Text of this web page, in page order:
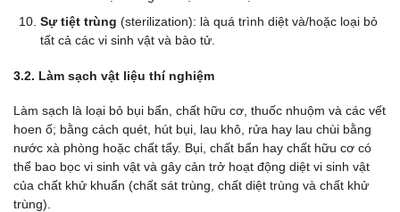
Sự tiệt trùng (sterilization): là quá trình diệt và/hoặc loại bỏ
tất cả các vi sinh vật và bào tử.
3.2. Làm sạch vật liệu thí nghiệm
Làm sạch là loại bỏ bụi bẩn, chất hữu cơ, thuốc nhuộm và các vết
hoen ố; bằng cách quét, hút bụi, lau khô, rửa hay lau chùi bằng
nước xà phòng hoặc chất tẩy. Bụi, chất bẩn hay chất hữu cơ có
thể bao bọc vi sinh vật và gây cản trở hoạt động diệt vi sinh vật
của chất khử khuẩn (chất sát trùng, chất diệt trùng và chất khử
trùng).